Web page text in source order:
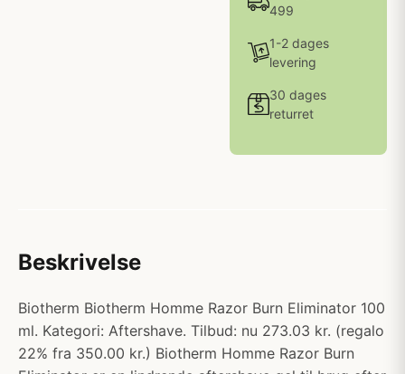
499
1-2 dages
levering
30 dages
returret
Beskrivelse
Biotherm Biotherm Homme Razor Burn Eliminator 100
ml. Kategori: Aftershave. Tilbud: nu 273.03 kr. (regalo
22% fra 350.00 kr.) Biotherm Homme Razor Burn